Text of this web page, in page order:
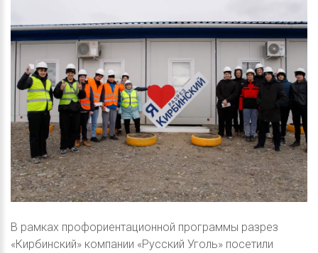
В рамках профориентационной программы разрез
«Кирбинский» компании «Русский Уголь» посетили